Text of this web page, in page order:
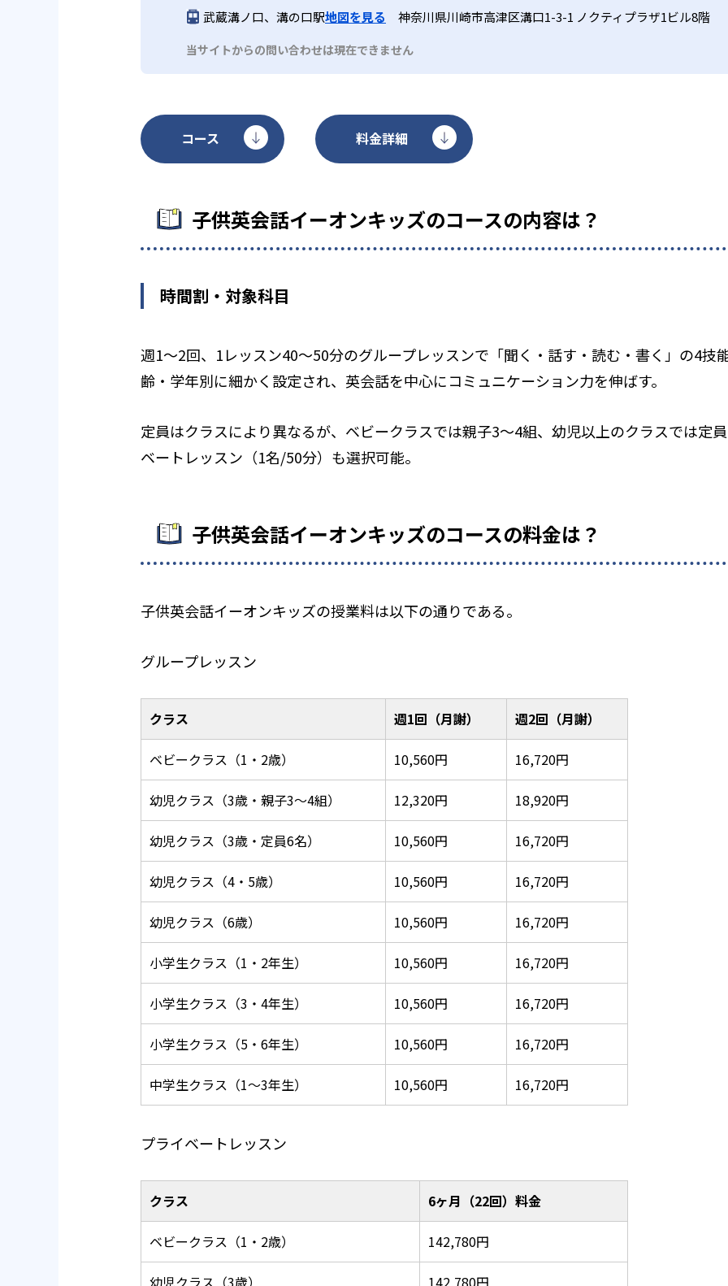
武蔵溝ノ口、溝の口駅地図を見る 神奈川県川崎市高津区溝口1-3-1 ノクティプラザ1ビル8階
当サイトからの問い合わせは現在できません
コース 料金詳細
子供英会話イーオンキッズのコースの内容は？
時間割・対象科目
週1～2回、1レッスン40～50分のグループレッスンで「聞く・話す・読む・書く」の4技
齢・学年別に細かく設定され、英会話を中心にコミュニケーション力を伸ばす。
定員はクラスにより異なるが、ベビークラスでは親子3～4組、幼児以上のクラスでは定
ベートレッスン（1名/50分）も選択可能。
子供英会話イーオンキッズのコースの料金は？
子供英会話イーオンキッズの授業料は以下の通りである。
グループレッスン
クラス 週1回（月謝） 週2回（月謝）
ベビークラス（1・2歳） 10,560円 16,720円
幼児クラス（3歳・親子3～4組） 12,320円 18,920円
幼児クラス（3歳・定員6名） 10,560円 16,720円
幼児クラス（4・5歳） 10,560円 16,720円
幼児クラス（6歳） 10,560円 16,720円
小学生クラス（1・2年生） 10,560円 16,720円
小学生クラス（3・4年生） 10,560円 16,720円
小学生クラス（5・6年生） 10,560円 16,720円
中学生クラス（1～3年生） 10,560円 16,720円
プライベートレッスン
クラス 6ヶ月（22回）料金
ベビークラス（1・2歳） 142,780円
幼児クラス（3歳） 142,780円